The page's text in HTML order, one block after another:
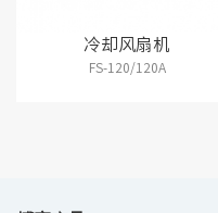
冷却风扇机
FS-120/120A